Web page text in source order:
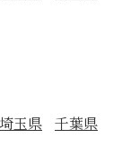
埼玉県
千葉県